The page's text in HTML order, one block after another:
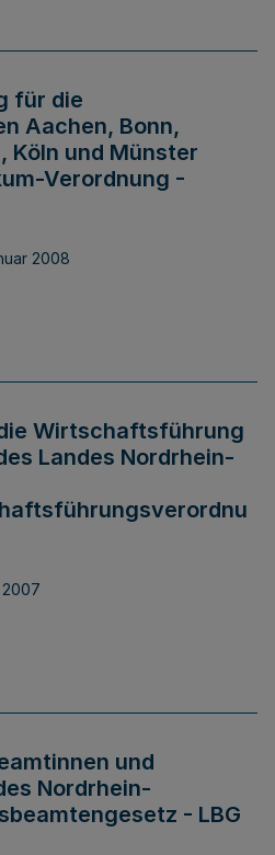
für die
Aachen, Bonn,
Köln und Münster
Verordnung -
2008
Wirtschaftsführung
Landes Nordrhein-
2007
und
Nordrhein-
- LBG